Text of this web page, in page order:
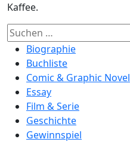
Kaffee.
Suchen
nach:Biographie
Buchliste
Comic & Graphic Novel
Essay
Film & Serie
Geschichte
Gewinnspiel